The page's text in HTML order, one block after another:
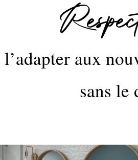
l’adapter aux
sans le